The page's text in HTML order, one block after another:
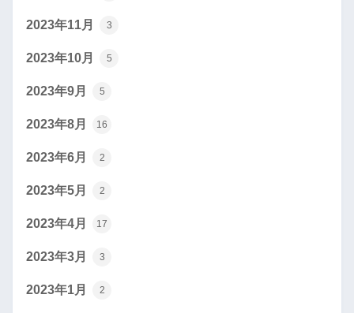
2023年11月 3
2023年10月 5
2023年9月 5
2023年8月 16
2023年6月 2
2023年5月 2
2023年4月 17
2023年3月 3
2023年1月 2